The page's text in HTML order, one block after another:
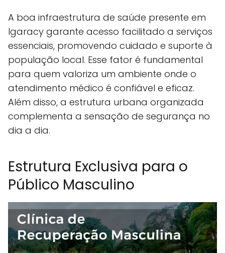
A boa infraestrutura de saúde presente em
Igaracy garante acesso facilitado a serviços
essenciais, promovendo cuidado e suporte à
população local. Esse fator é fundamental
para quem valoriza um ambiente onde o
atendimento médico é confiável e eficaz.
Além disso, a estrutura urbana organizada
complementa a sensação de segurança no
dia a dia.
Estrutura Exclusiva para o
Público Masculino